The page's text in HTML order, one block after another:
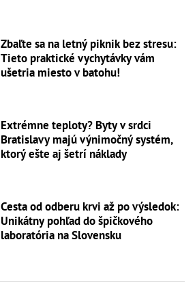
Zbaľte sa na letný piknik bez stresu:
Tieto praktické vychytávky vám
ušetria miesto v batohu!
Extrémne teploty? Byty v srdci
Bratislavy majú výnimočný systém,
ktorý ešte aj šetrí náklady
Cesta od odberu krvi až po výsledok:
Unikátny pohľad do špičkového
laboratória na Slovensku